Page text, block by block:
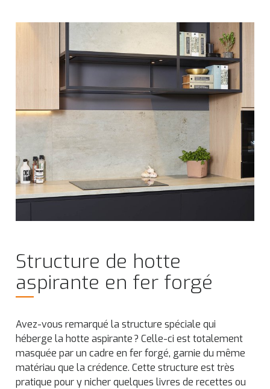
Structure de hotte
aspirante en fer forgé
Avez-vous remarqué la structure spéciale qui
héberge la hotte aspirante ? Celle-ci est totalement
masquée par un cadre en fer forgé, garnie du même
matériau que la crédence. Cette structure est très
pratique pour y nicher quelques livres de recettes ou